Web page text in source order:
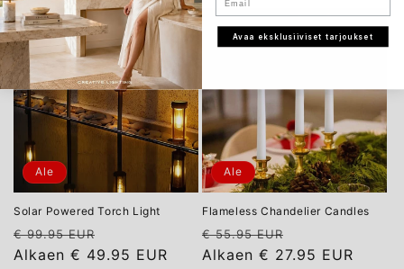
Ale
Solar Powered Torch Light
Normaalihinta
€ 99.95 EUR
Alkaen € 49.95 EUR
Ale
Flameless Chandelier Candles
Normaalihinta
€ 55.95 EUR
Alkaen € 27.95 EUR
Avaa eksklusiiviset tarjoukset